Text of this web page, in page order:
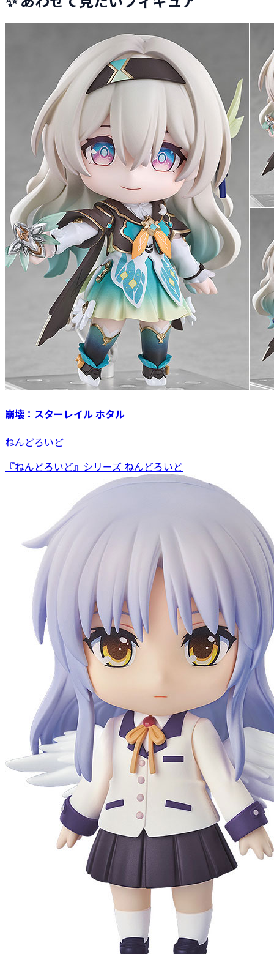
崩壊：スターレイル ホタル
ねんどろいど
『ねんどろいど』シリーズ ねんどろいど